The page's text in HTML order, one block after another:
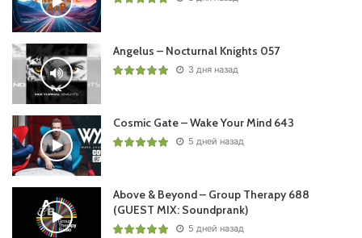
Angelus – Nocturnal Knights 057
3 дня назад
Cosmic Gate – Wake Your Mind 643
5 дней назад
Above & Beyond – Group Therapy 688
(GUEST MIX: Soundprank)
5 дней назад